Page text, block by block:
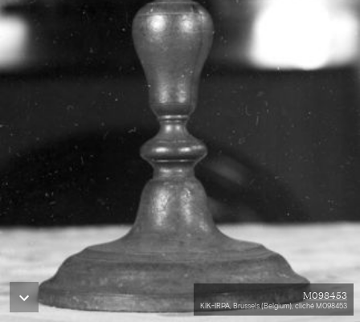
M098453
KIK-IRPA, Brussels (Belgium), cliché M098453